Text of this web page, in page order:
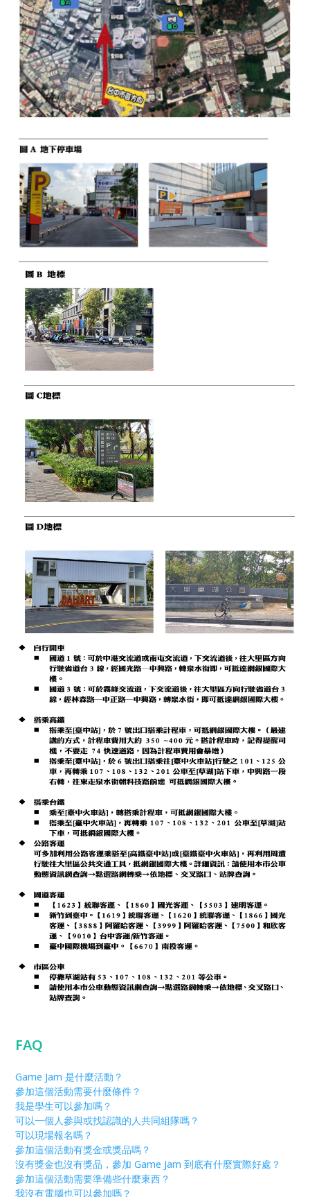
FAQ
Game Jam 是什麼活動？
參加這個活動需要什麼條件？
我是學生可以參加嗎？
可以一個人參與或找認識的人共同組隊嗎？
可以現場報名嗎？
參加這個活動有獎金或獎品嗎？
沒有獎金也沒有獎品，參加 Game Jam 到底有什麼實際好處？
參加這個活動需要準備些什麼東西？
我沒有電腦也可以參加嗎？